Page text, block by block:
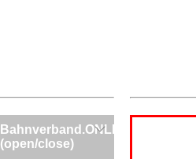
Bahnverband.ONLINE
(open/close)